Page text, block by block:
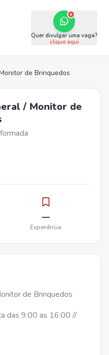
Quer divulgar uma vaga?
clique aqui
de Brinquedos
/ Monitor de
—
Experiência
de Brinquedos
das 9:00 as 16:00 //